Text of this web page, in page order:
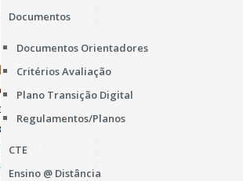
Documentos
Documentos Orientadores
Critérios Avaliação
Plano Transição Digital
Regulamentos/Planos
CTE
Ensino @ Distância